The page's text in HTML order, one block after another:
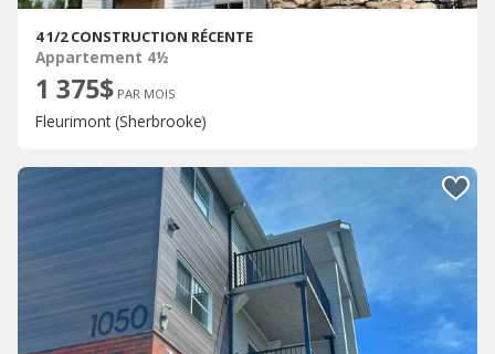
4 1/2 CONSTRUCTION RÉCENTE
Appartement 4½
1 375$ PAR MOIS
Fleurimont (Sherbrooke)